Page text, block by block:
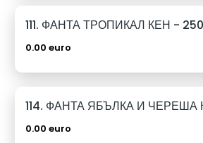
111. ФАНТА ТРОПИКАЛ КЕН -
0.00 euro
0.00 euro